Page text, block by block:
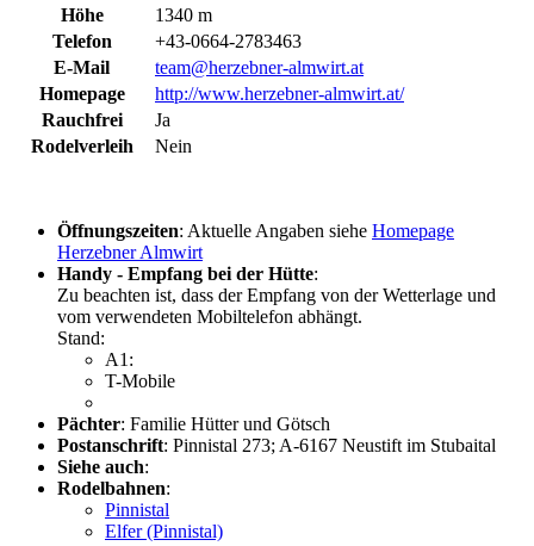
Höhe
1340 m
Telefon
+43-0664-2783463
E-Mail
team@herzebner-almwirt.at
Homepage
http://www.herzebner-almwirt.at/
Rauchfrei
Ja
Rodelverleih
Nein
Öffnungszeiten: Aktuelle Angaben siehe Homepage
Herzebner Almwirt
Handy - Empfang bei der Hütte:
Zu beachten ist, dass der Empfang von der Wetterlage und
vom verwendeten Mobiltelefon abhängt.
Stand:
A1:
T-Mobile
Pächter: Familie Hütter und Götsch
Postanschrift: Pinnistal 273; A-6167 Neustift im Stubaital
Siehe auch:
Rodelbahnen:
Pinnistal
Elfer (Pinnistal)